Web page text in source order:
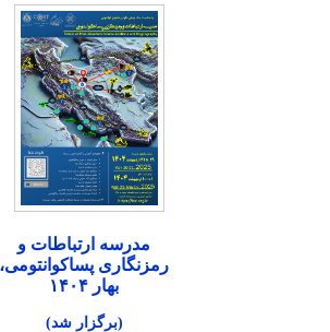
مدرسه ارتباطات و
رمزنگاری پساکوانتومی،
بهار ۱۴۰۴
(برگزار شد)